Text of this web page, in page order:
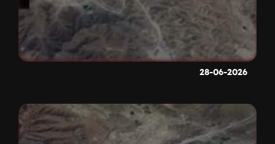
28-06-2026